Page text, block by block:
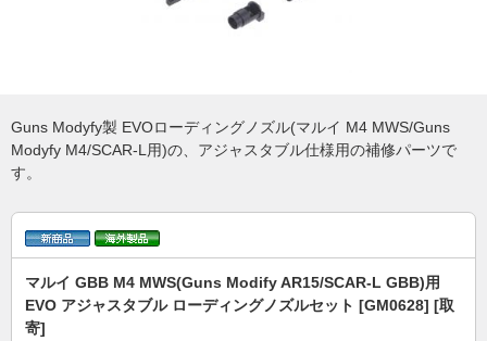
Guns Modyfy製 EVOローディングノズル(マルイ M4 MWS/Guns
Modyfy M4/SCAR-L用)の、アジャスタブル仕様用の補修パーツで
す。
マルイ GBB M4 MWS(Guns Modify AR15/SCAR-L GBB)用
EVO アジャスタブル ローディングノズルセット [GM0628] [取
寄]